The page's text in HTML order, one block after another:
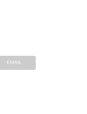
EMAIL